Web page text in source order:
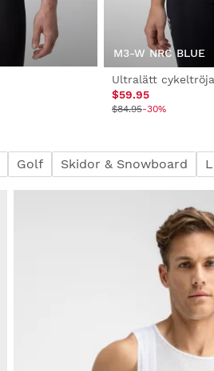
M3-W NRC BLUE
Ultralätt
$59.95
$84.95-30%
Golf Skidor & Snowboard